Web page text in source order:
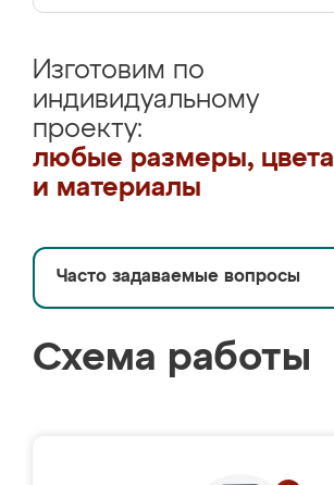
Изготовим по
индивидуальному
проекту:
любые размеры, цвета
и материалы
Часто задаваемые вопросы
Схема работы